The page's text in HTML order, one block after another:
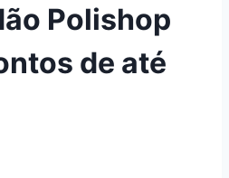
Polishop
de até